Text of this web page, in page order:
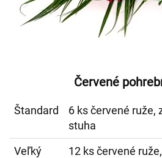
Červené
Štandard
6 ks červené ruže,
stuha
Veľký
12 ks červené